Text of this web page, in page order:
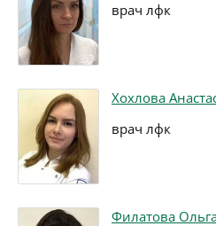
врач лфк
Хохлова
врач лфк
Филатова